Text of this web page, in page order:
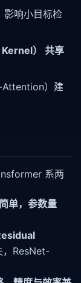
影响小目标检
） 共享
）建
系两
单，参数量
，ResNet-